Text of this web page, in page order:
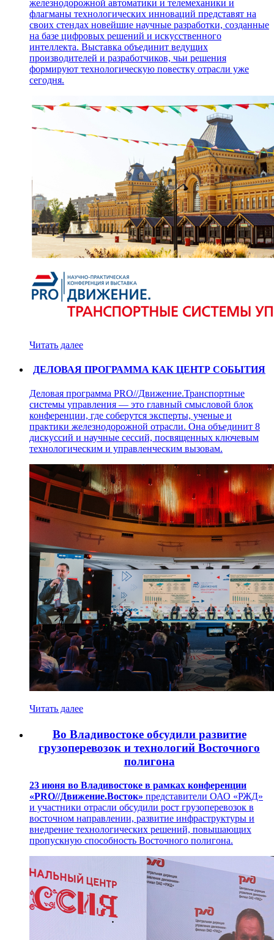
железнодорожной автоматики и телемеханики и
флагманы технологических инноваций представят на
своих стендах новейшие научные разработки, созданные
на базе цифровых решений и искусственного
интеллекта. Выставка объединит ведущих
производителей и разработчиков, чьи решения
формируют технологическую повестку отрасли уже
сегодня.
Читать далее
ДЕЛОВАЯ ПРОГРАММА КАК ЦЕНТР СОБЫТИЯ
Деловая программа PRO//Движение.Транспортные
системы управления — это главный смысловой блок
конференции, где соберутся эксперты, ученые и
практики железнодорожной отрасли. Она объединит 8
дискуссий и научные сессий, посвященных ключевым
технологическим и управленческим вызовам.
Читать далее
Во Владивостоке обсудили развитие
грузоперевозок и технологий Восточного
полигона
23 июня во Владивостоке в рамках конференции
«PRO//Движение.Восток» представители ОАО «РЖД»
и участники отрасли обсудили рост грузоперевозок в
восточном направлении, развитие инфраструктуры и
внедрение технологических решений, повышающих
пропускную способность Восточного полигона.